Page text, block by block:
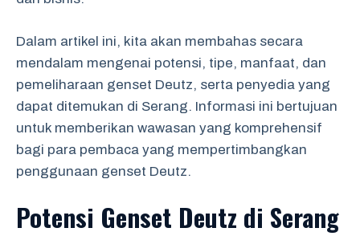
Dalam artikel ini, kita akan membahas secara
mendalam mengenai potensi, tipe, manfaat, dan
pemeliharaan genset Deutz, serta penyedia yang
dapat ditemukan di Serang. Informasi ini bertujuan
untuk memberikan wawasan yang komprehensif
bagi para pembaca yang mempertimbangkan
penggunaan genset Deutz.
Potensi Genset Deutz di Serang